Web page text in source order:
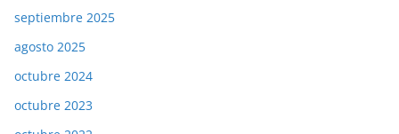
septiembre 2025
agosto 2025
octubre 2024
octubre 2023